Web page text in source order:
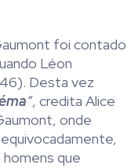
foi contado
Léon
Desta vez
“, credita Alice
onde
que